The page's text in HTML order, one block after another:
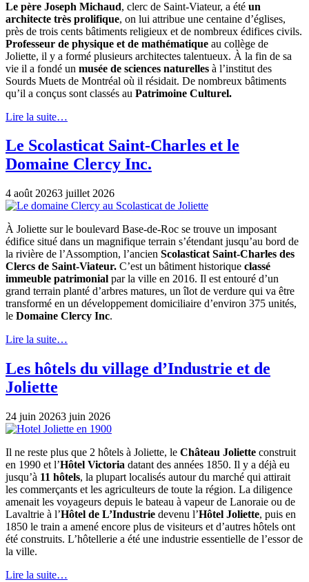
Le père Joseph Michaud, clerc de Saint-Viateur, a été un
architecte très prolifique, on lui attribue une centaine d’églises,
près de trois cents bâtiments religieux et de nombreux édifices civils.
Professeur de physique et de mathématique au collège de
Joliette, il y a formé plusieurs architectes talentueux. À la fin de sa
vie il a fondé un musée de sciences naturelles à l’institut des
Sourds Muets de Montréal où il résidait. De nombreux bâtiments
qu’il a conçus sont classés au Patrimoine Culturel.
Lire la suite…
Le Scolasticat Saint-Charles et le
Domaine Clercy Inc.
4 août 20263 juillet 2026
À Joliette sur le boulevard Base-de-Roc se trouve un imposant
édifice situé dans un magnifique terrain s’étendant jusqu’au bord de
la rivière de l’Assomption, l’ancien Scolasticat Saint-Charles des
Clercs de Saint-Viateur. C’est un bâtiment historique classé
immeuble patrimonial par la ville en 2016. Il est entouré d’un
grand terrain planté d’arbres matures, un îlot de verdure qui va être
transformé en un développement domiciliaire d’environ 375 unités,
le Domaine Clercy Inc.
Lire la suite…
Les hôtels du village d’Industrie et de
Joliette
24 juin 20263 juin 2026
Il ne reste plus que 2 hôtels à Joliette, le Château Joliette construit
en 1990 et l’Hôtel Victoria datant des années 1850. Il y a déjà eu
jusqu’à 11 hôtels, la plupart localisés autour du marché qui attirait
les commerçants et les agriculteurs de toute la région. La diligence
amenait les voyageurs depuis le bateau à vapeur de Lanoraie ou de
Lavaltrie à l’Hôtel de L’Industrie devenu l’Hôtel Joliette, puis en
1850 le train a amené encore plus de visiteurs et d’autres hôtels ont
été construits. L’hôtellerie a été une industrie essentielle de l’essor de
la ville.
Lire la suite…